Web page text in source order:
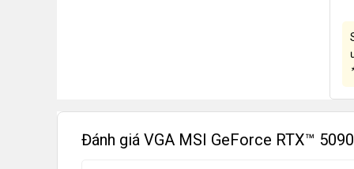
Đánh giá VGA MSI GeForce RTX™